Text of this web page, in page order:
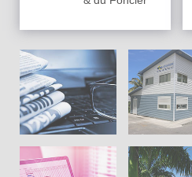
Actus en
vedette
La CIVIS